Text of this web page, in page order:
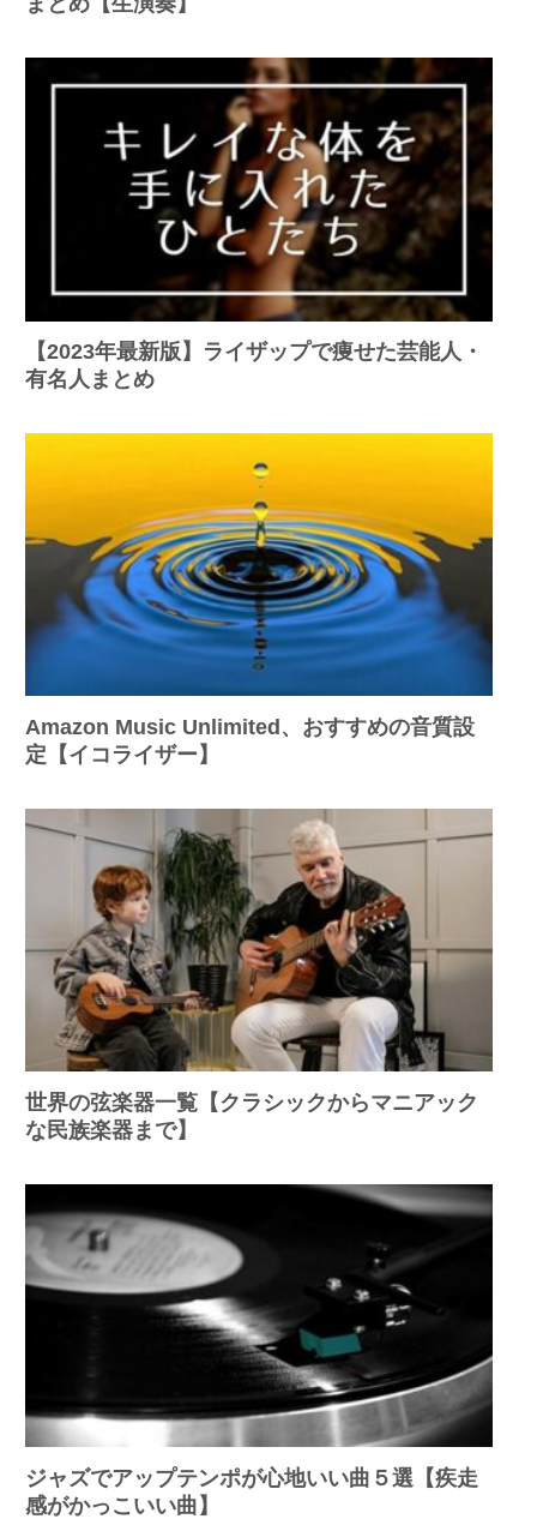
【2023年最新版】ライザップで痩せた芸能人・
有名人まとめ
Amazon Music Unlimited、おすすめの音質設
定【イコライザー】
世界の弦楽器一覧【クラシックからマニアック
な民族楽器まで】
ジャズでアップテンポが心地いい曲５選【疾走
感がかっこいい曲】